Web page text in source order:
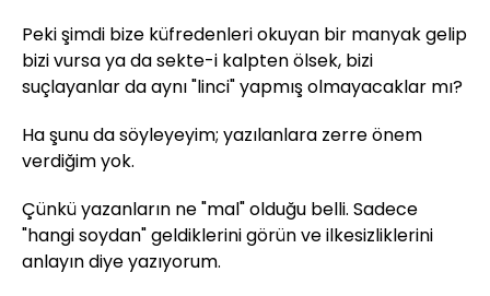
Peki şimdi bize küfredenleri okuyan bir manyak gelip
bizi vursa ya da sekte-i kalpten ölsek, bizi
suçlayanlar da aynı "linci" yapmış olmayacaklar mı?
Ha şunu da söyleyeyim; yazılanlara zerre önem
verdiğim yok.
Çünkü yazanların ne "mal" olduğu belli. Sadece
"hangi soydan" geldiklerini görün ve ilkesizliklerini
anlayın diye yazıyorum.